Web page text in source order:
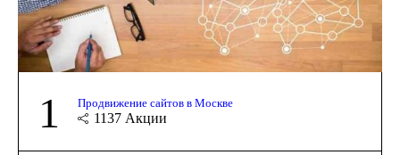
1 Продвижение сайтов в Москве
1137 Акции